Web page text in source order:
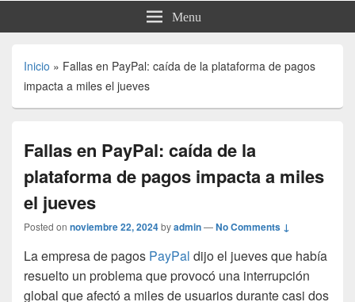
Menu
Inicio » Fallas en PayPal: caída de la plataforma de pagos
impacta a miles el jueves
Fallas en PayPal: caída de la
plataforma de pagos impacta a miles
el jueves
Posted on noviembre 22, 2024byadmin—No Comments ↓
La empresa de pagos PayPal dijo el jueves que había
resuelto un problema que provocó una interrupción
global que afectó a miles de usuarios durante casi dos